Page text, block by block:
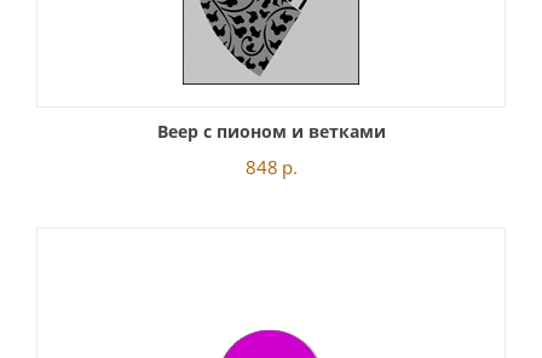
Веер с пионом и ветками
848 р.